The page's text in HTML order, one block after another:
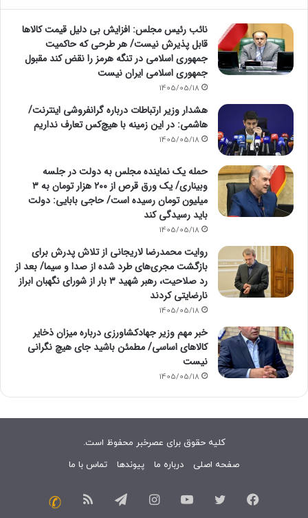
نائب رئیس مجلس: افزایش بی دلیل قیمت کالاها
قابل پذیرش نیست/ هر طرحی که حاکمیت
جمهوری اسلامی در تنگه هرمز را نقض کند مقبول
جمهوری اسلامی ایران نیست
1405/05/18
هشدار وزیر ارتباطات درباره گرانفروشی اینترنت/
هاشمی: در این زمینه با هیچ‌کس تعارف نداریم
1405/05/18
حمله یک نماینده مجلس به دولت در جلسه
وبیناری/ یک ورق قرص از ۲۰۰ هزار تومان به ۳
میلیون تومان رسیده است/ حاجی بابایی: دولت
باید رسیدگی کند
1405/05/18
روایت محمدرضا لاریجانی از تلاش پدرش برای
بازگشت مجری‌های طرد شده از صدا و سیما/ بعد از
رد صلاحیت، رهبر شهید ۳ بار از شورای نگهبان ابراز
نارضایتی کردند
1405/05/18
خبر مهم وزیر جهادکشاورزی درباره میزان ذخایر
کالاهای اساسی/ مطمئن باشید جای هیچ نگرانی
نیست
1405/05/18
کلیه حقوق برای عصرخبر محفوظ است.
صفحه اصلی
درباره ما پیوندها تماس با ما
فیسبوک توییتر یوتیوب اینستاگرامتلگرام خوراک